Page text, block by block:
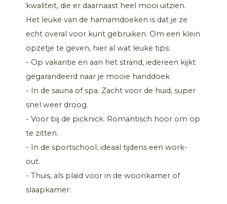
kwaliteit, die er daarnaast heel mooi uitzien.
Het leuke van de hamamdoeken is dat je ze
echt overal voor kunt gebruiken. Om een klein
opzetje te geven, hier al wat leuke tips:
- Op vakantie en aan het strand, iedereen kijkt
gegarandeerd naar je mooie handdoek
- In de sauna of spa. Zacht voor de huid, super
snel weer droog.
- Voor bij de picknick. Romantisch hoor om op
te zitten.
- In de sportschool, ideaal tijdens een work-
out.
- Thuis, als plaid voor in de woonkamer of
slaapkamer.